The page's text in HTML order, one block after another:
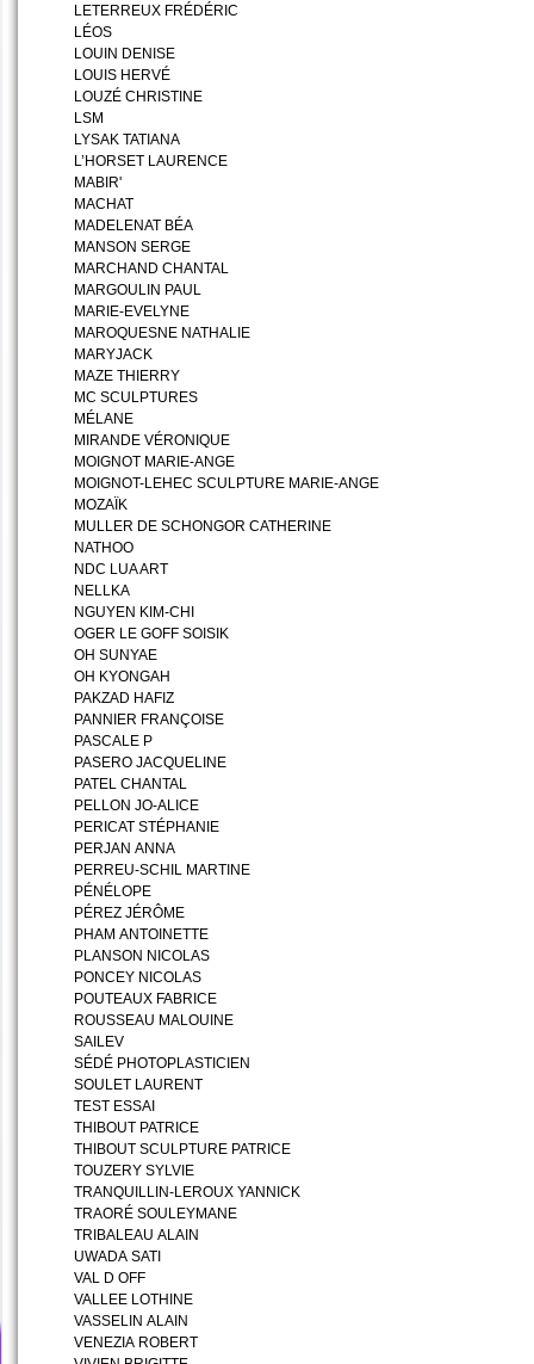
LETERREUX FRÉDÉRIC
LÉOS
LOUIN DENISE
LOUIS HERVÉ
LOUZÉ CHRISTINE
LSM
LYSAK TATIANA
L’HORSET LAURENCE
MABIR'
MACHAT
MADELENAT BÉA
MANSON SERGE
MARCHAND CHANTAL
MARGOULIN PAUL
MARIE-EVELYNE
MAROQUESNE NATHALIE
MARYJACK
MAZE THIERRY
MC SCULPTURES
MÉLANE
MIRANDE VÉRONIQUE
MOIGNOT MARIE-ANGE
MOIGNOT-LEHEC SCULPTURE MARIE-ANGE
MOZAÏK
MULLER DE SCHONGOR CATHERINE
NATHOO
NDC LUA ART
NELLKA
NGUYEN KIM-CHI
OGER LE GOFF SOISIK
OH SUNYAE
OH KYONGAH
PAKZAD HAFIZ
PANNIER FRANÇOISE
PASCALE P
PASERO JACQUELINE
PATEL CHANTAL
PELLON JO-ALICE
PERICAT STÉPHANIE
PERJAN ANNA
PERREU-SCHIL MARTINE
PÉNÉLOPE
PÉREZ JÉRÔME
PHAM ANTOINETTE
PLANSON NICOLAS
PONCEY NICOLAS
POUTEAUX FABRICE
ROUSSEAU MALOUINE
SAILEV
SÉDÉ PHOTOPLASTICIEN
SOULET LAURENT
TEST ESSAI
THIBOUT PATRICE
THIBOUT SCULPTURE PATRICE
TOUZERY SYLVIE
TRANQUILLIN-LEROUX YANNICK
TRAORÉ SOULEYMANE
TRIBALEAU ALAIN
UWADA SATI
VAL D OFF
VALLEE LOTHINE
VASSELIN ALAIN
VENEZIA ROBERT